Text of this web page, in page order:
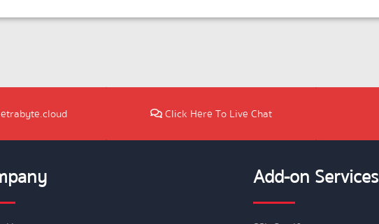
Click Here To Live Chat
Add-on Services